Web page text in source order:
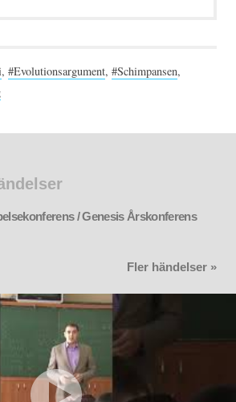
, #Evolutionsargument, #Schimpansen,
/ Genesis Årskonferens
Fler händelser »